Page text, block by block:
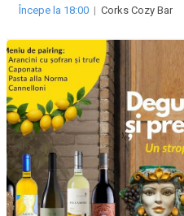
Începe la 18:00 | Corks Cozy Bar